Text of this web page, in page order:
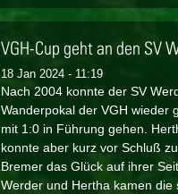
VGH-Cup geht an den SV
18 Jan 2024 - 11:19
Nach 2004 konnte der SV
Wanderpokal der VGH wieder
mit 1:0 in Führung gehen.
konnte aber kurz vor Schluß
Bremer das Glück auf ihrer
Werder und Hertha kamen die